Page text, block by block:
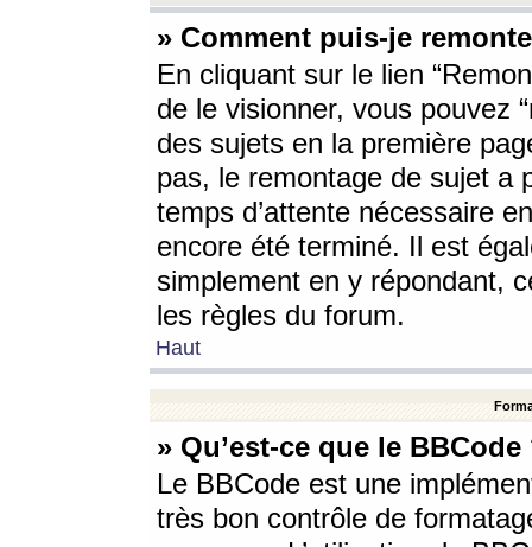
» Comment puis-je
En cliquant sur le lien
de le visionner, vous pouvez
des sujets en la première
pas, le remontage de sujet a
temps d’attente nécessaire
encore été terminé. Il est
simplement en y répondant,
les règles du forum.
Haut
» Qu’est-ce que le BBCode
Le BBCode est une
très bon contrôle de